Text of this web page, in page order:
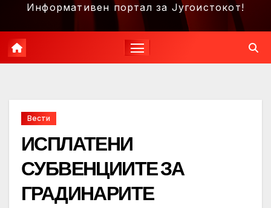
Информативен портал за Југоистокот!
Вести
ИСПЛАТЕНИ
СУБВЕНЦИИТЕ ЗА
ГРАДИНАРИТЕ